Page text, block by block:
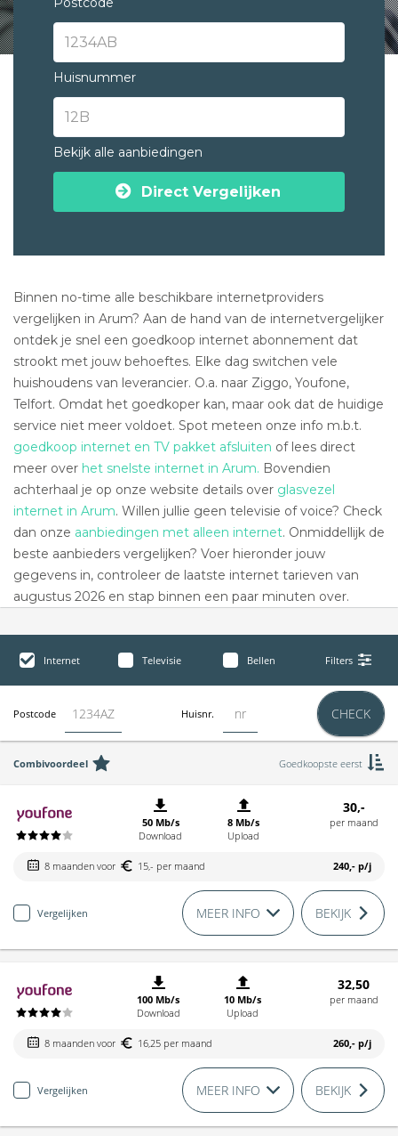
Huisnummer
Bekijk alle aanbiedingen
Direct Vergelijken
Binnen no-time alle beschikbare internetproviders
vergelijken in Arum? Aan de hand van de internetvergelijker
ontdek je snel een goedkoop internet abonnement dat
strookt met jouw behoeftes. Elke dag switchen vele
huishoudens van leverancier. O.a. naar Ziggo, Youfone,
Telfort. Omdat het goedkoper kan, maar ook dat de huidige
service niet meer voldoet. Spot meteen onze info m.b.t.
goedkoop internet en TV pakket afsluiten of lees direct
meer over het snelste internet in Arum. Bovendien
achterhaal je op onze website details over glasvezel
internet in Arum. Willen jullie geen televisie of voice? Check
dan onze aanbiedingen met alleen internet. Onmiddellijk de
beste aanbieders vergelijken? Voer hieronder jouw
gegevens in, controleer de laatste internet tarieven van
augustus 2026 en stap binnen een paar minuten over.
Internet Televisie Bellen Filters
Postcode Huisnr. CHECK
Combivoordeel Goedkoopste eerst
50 Mb/s
Download
8 Mb/s
Upload
30,-
per maand
8 maanden voor 15,- per maand 240,- p/j
Vergelijken MEER INFO BEKIJK
100 Mb/s
Download
10 Mb/s
Upload
32,50
per maand
8 maanden voor 16,25 per maand 260,- p/j
Vergelijken MEER INFO BEKIJK